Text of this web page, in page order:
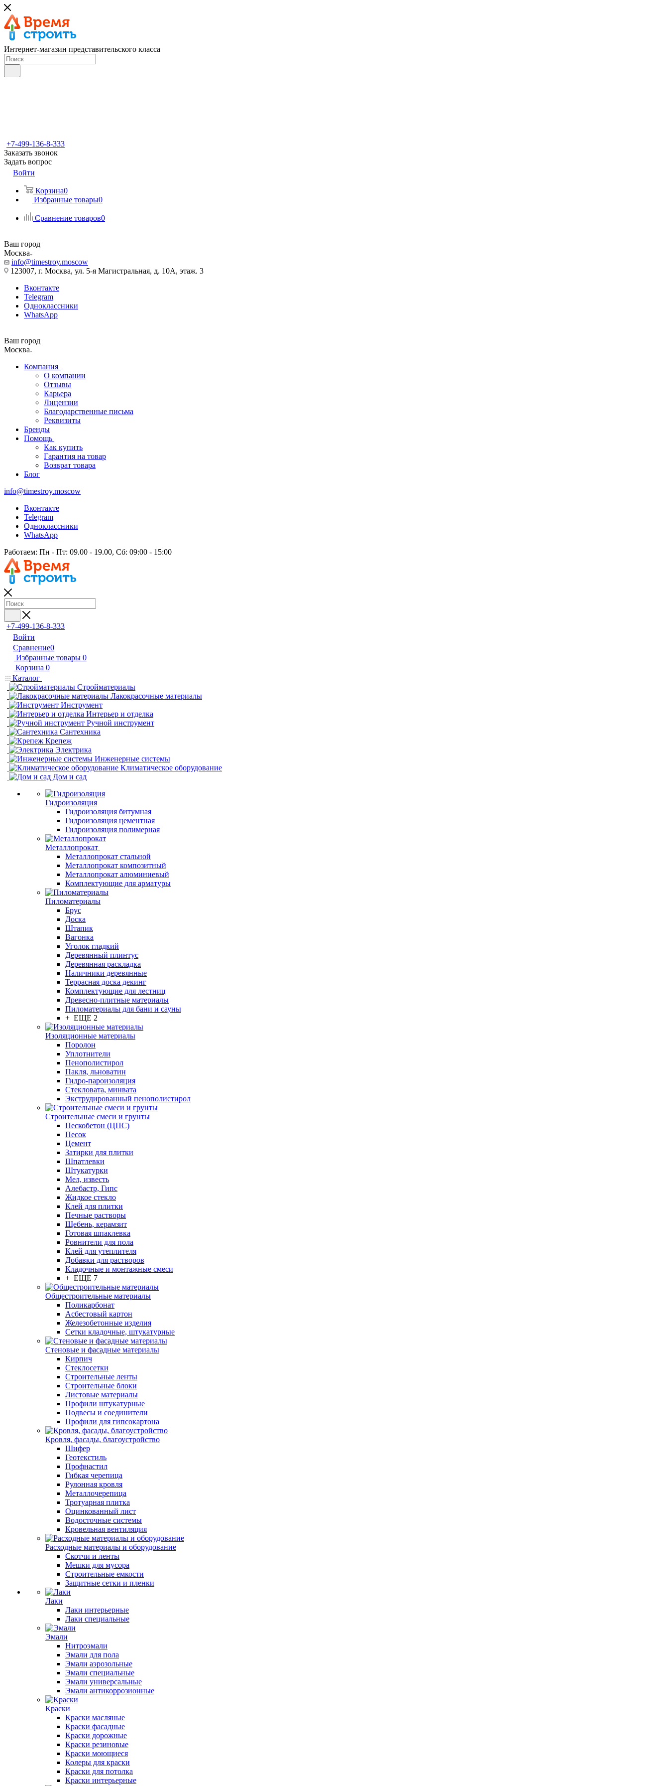
Интернет-магазин представительского класса
+7-499-136-8-333
Заказать звонок
Задать вопрос
Войти
Корзина0
Избранные товары0
Сравнение товаров0
Ваш город
Москва
info@timestroy.moscow
123007, г. Москва, ул. 5-я Магистральная, д. 10А, этаж. 3
Вконтакте
Telegram
Одноклассники
WhatsApp
Ваш город
Москва
Компания
О компании
Отзывы
Карьера
Лицензии
Благодарственные письма
Реквизиты
Бренды
Помощь
Как купить
Гарантия на товар
Возврат товара
Блог
info@timestroy.moscow
Вконтакте
Telegram
Одноклассники
WhatsApp
Работаем: Пн - Пт: 09.00 - 19.00, Сб: 09:00 - 15:00
+7-499-136-8-333
Войти
Сравнение0
Избранные товары 0
Корзина 0
Каталог
Стройматериалы
Лакокрасочные материалы
Инструмент
Интерьер и отделка
Ручной инструмент
Сантехника
Крепеж
Электрика
Инженерные системы
Климатическое оборудование
Дом и сад
Гидроизоляция
Гидроизоляция битумная
Гидроизоляция цементная
Гидроизоляция полимерная
Металлопрокат
Металлопрокат стальной
Металлопрокат композитный
Металлопрокат алюминиевый
Комплектующие для арматуры
Пиломатериалы
Брус
Доска
Штапик
Вагонка
Уголок гладкий
Деревянный плинтус
Деревянная раскладка
Наличники деревянные
Террасная доска декинг
Комплектующие для лестниц
Древесно-плитные материалы
Пиломатериалы для бани и сауны
+ ЕЩЕ 2
Изоляционные материалы
Поролон
Уплотнители
Пенополистирол
Пакля, льноватин
Гидро-пароизоляция
Стекловата, минвата
Экструдированный пенополистирол
Строительные смеси и грунты
Пескобетон (ЦПС)
Песок
Цемент
Затирки для плитки
Шпатлевки
Штукатурки
Мел, известь
Алебастр, Гипс
Жидкое стекло
Клей для плитки
Печные растворы
Щебень, керамзит
Готовая шпаклевка
Ровнители для пола
Клей для утеплителя
Добавки для растворов
Кладочные и монтажные смеси
+ ЕЩЕ 7
Общестроительные материалы
Поликарбонат
Асбестовый картон
Железобетонные изделия
Сетки кладочные, штукатурные
Стеновые и фасадные материалы
Кирпич
Стеклосетки
Строительные ленты
Строительные блоки
Листовые материалы
Профили штукатурные
Подвесы и соединители
Профили для гипсокартона
Кровля, фасады, благоустройство
Шифер
Геотекстиль
Профнастил
Гибкая черепица
Рулонная кровля
Металлочерепица
Тротуарная плитка
Оцинкованный лист
Водосточные системы
Кровельная вентиляция
Расходные материалы и оборудование
Скотчи и ленты
Мешки для мусора
Строительные емкости
Защитные сетки и пленки
Лаки
Лаки интерьерные
Лаки специальные
Эмали
Нитроэмали
Эмали для пола
Эмали аэрозольные
Эмали специальные
Эмали универсальные
Эмали антикоррозионные
Краски
Краски масляные
Краски фасадные
Краски дорожные
Краски резиновые
Краски моющиеся
Колеры для краски
Краски для потолка
Краски интерьерные